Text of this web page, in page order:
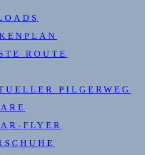
ROUTE
PILGERWEG
FLYER